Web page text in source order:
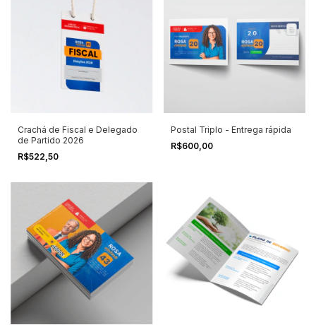
Crachá de Fiscal e Delegado
de Partido 2026
R$522,50
Postal Triplo - Entrega rápida
R$600,00